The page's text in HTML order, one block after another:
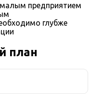
предприятием
глубже
план